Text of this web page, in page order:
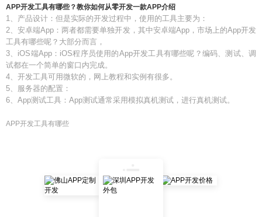
APP开发工具有哪些？教你如何从零开发一款APP介绍
1、产品设计：但是实际的开发过程中，使用的工具主要为：
2、安卓端App：两者都需要单独开发，其中安卓端App，市场上的App开发
工具有哪些呢？大部分而言，
3、iOS端App：iOS程序员使用的App开发工具有哪些呢？编码、测试、调
试都在一个简单的窗口内完成。
4、开发工具可用微软的，网上教程和实例有很多。
5、服务器的配置：
6、App测试工具：App测试通常采用模拟真机测试，进行真机测试。
APP开发工具有哪些